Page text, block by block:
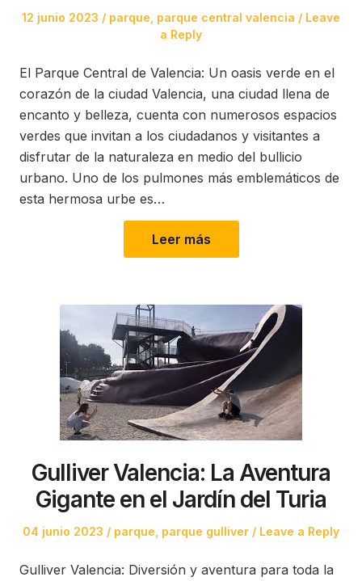
Posted
12 junio 2023
Posted
parque parque central valencia
Leave
a Reply
El Parque Central de Valencia: Un oasis verde en el
corazón de la ciudad Valencia, una ciudad llena de
encanto y belleza, cuenta con numerosos espacios
verdes que invitan a los ciudadanos y visitantes a
disfrutar de la naturaleza en medio del bullicio
urbano. Uno de los pulmones más emblemáticos de
esta hermosa urbe es…
Leer más
Gulliver Valencia: La Aventura
Gigante en el Jardín del Turia
Posted
04 junio 2023
Posted
parque parque gulliver Leave a Reply
Gulliver Valencia: Diversión y aventura para toda la